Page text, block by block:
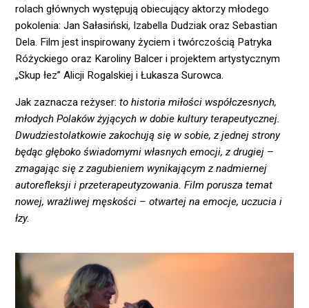
rolach głównych występują obiecujący aktorzy młodego
pokolenia: Jan Sałasiński, Izabella Dudziak oraz Sebastian
Dela. Film jest inspirowany życiem i twórczością Patryka
Różyckiego oraz Karoliny Balcer i projektem artystycznym
„Skup łez” Alicji Rogalskiej i Łukasza Surowca.
Jak zaznacza reżyser:to historia miłości współczesnych,
młodych Polaków żyjących w dobie kultury terapeutycznej.
Dwudziestolatkowie zakochują się w sobie, z jednej strony
będąc głęboko świadomymi własnych emocji, z drugiej –
zmagając się z zagubieniem wynikającym z nadmiernej
autorefleksji i przeterapeutyzowania. Film porusza temat
nowej, wrażliwej męskości – otwartej na emocje, uczucia i
łzy.